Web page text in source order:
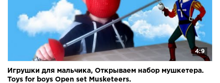
4:9
Игрушки для мальчика, Открываем набор мушкетера.
Toys for boys Open set Musketeers.